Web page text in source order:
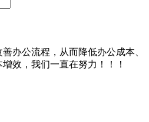
办公流程，从而降低办公成本、
效，我们一直在努力！！！